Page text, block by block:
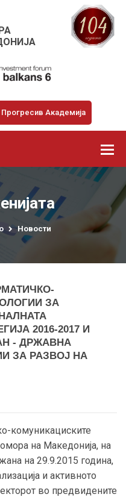
Прогресив Академија
Новости
ЗА
2016-2017 И
- ДРЖАВНА
ЗА РАЗВОЈ НА
комуникациските
на Македонија, на
на 29.9.2015 година,
и активното
во предвидените